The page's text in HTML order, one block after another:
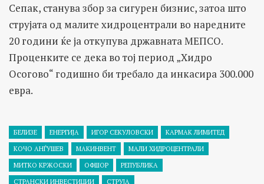
Сепак, станува збор за сигурен бизнис, затоа што
струјата од малите хидроцентрали во наредните
20 години ќе ја откупува државната МЕПСО.
Проценките се дека во тој период „Хидро
Осогово“ годишно би требало да инкасира 300.000
евра.
БЕЛИЗЕ ЕНЕРГИЈА ИГОР СЕКУЛОВСКИ
КАРМАК ЛИМИТЕД
КОЧО АНЃУШЕВ
МАКИНВЕНТ
МАЛИ ХИДРОЦЕНТРАЛИ
МИТКО КРЖОСКИ
ОФШОР
РЕПУБЛИКА
СТРАНСКИ ИНВЕСТИЦИИ
СТРУЈА